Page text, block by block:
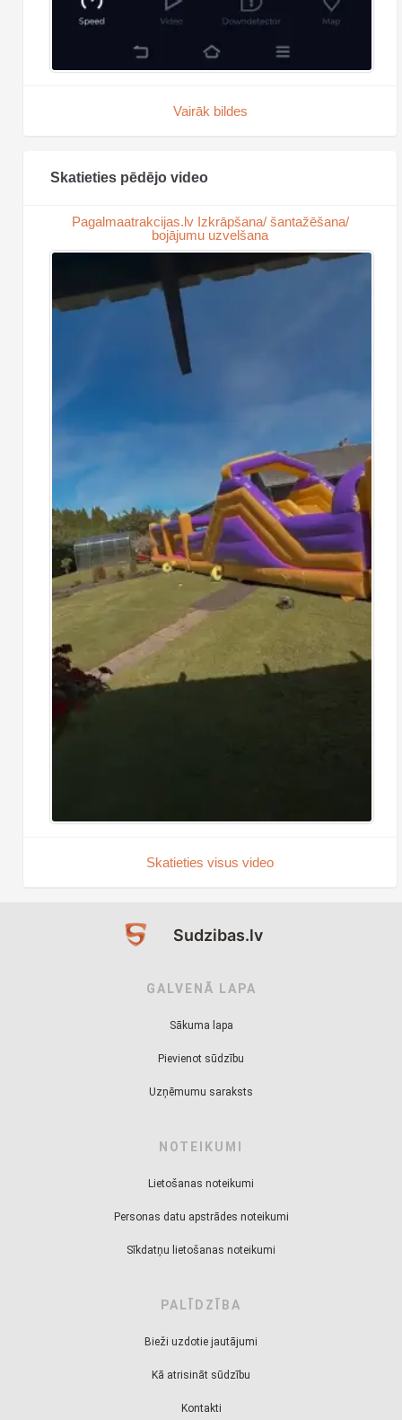
Vairāk bildes
Skatieties pēdējo video
Pagalmaatrakcijas.lv Izkrāpšana/ šantažēšana/
bojājumu uzvelšana
Skatieties visus video
Sudzibas.lv
GALVENĀ LAPA
Sākuma lapa
Pievienot sūdzību
Uzņēmumu saraksts
NOTEIKUMI
Lietošanas noteikumi
Personas datu apstrādes noteikumi
Sīkdatņu lietošanas noteikumi
PALĪDZĪBA
Bieži uzdotie jautājumi
Kā atrisināt sūdzību
Kontakti